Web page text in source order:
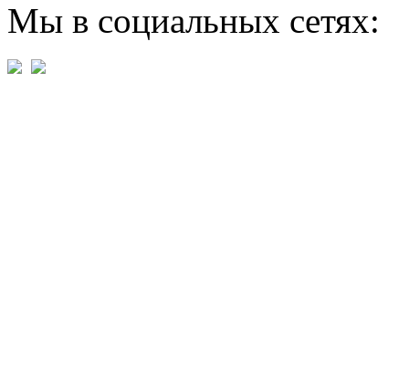
Мы в социальных сетях: